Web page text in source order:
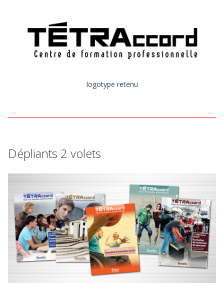
logotype retenu
Dépliants 2 volets